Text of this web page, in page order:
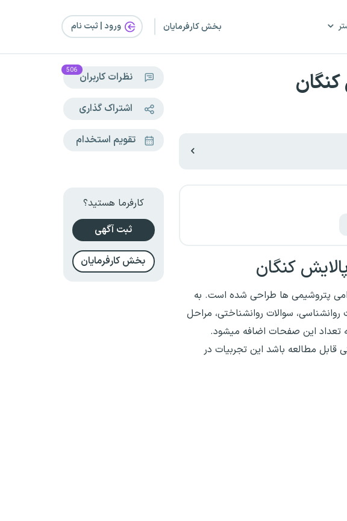
بخش کارفرمایان ورود | ثبت‌ نام
کنگان
پتروشیمی ها طراحی شده است. به
سوالات روانشناختی، مراحل
تعداد این صفحات اضافه میشود.
قابل مطالعه باشد این تجربیات در
نظرات کاربران 506
اشتراک گذاری
تقویم استخدام
کارفرما هستید؟
ثبت آگهی
بخش کارفرمایان